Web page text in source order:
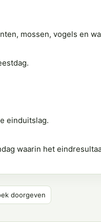
mossen, vogels en
einduitslag.
waarin het
doorgeven